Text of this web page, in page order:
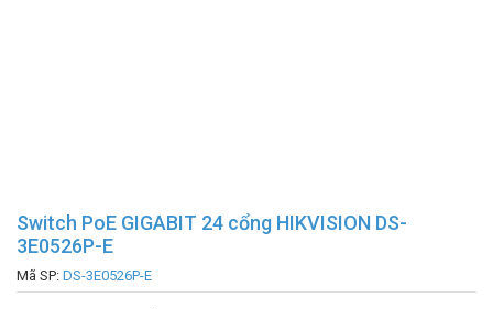
Switch PoE GIGABIT 24 cổng HIKVISION DS-
3E0526P-E
Mã SP: DS-3E0526P-E